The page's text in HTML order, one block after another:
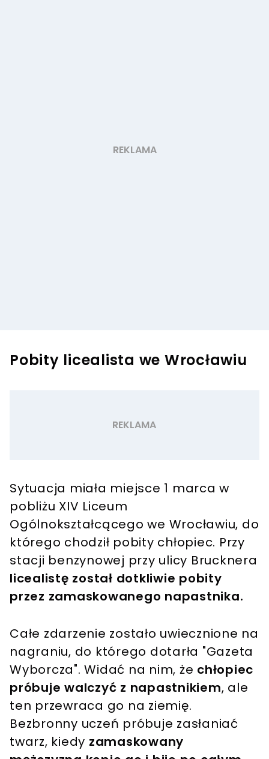
Pobity licealista we Wrocławiu
Sytuacja miała miejsce 1 marca w
pobliżu XIV Liceum
Ogólnokształcącego we Wrocławiu, do
którego chodził pobity chłopiec. Przy
stacji benzynowej przy ulicy Brucknera
licealistę został dotkliwie pobity
przez zamaskowanego napastnika.
Całe zdarzenie zostało uwiecznione na
nagraniu, do którego dotarła "Gazeta
Wyborcza". Widać na nim, że chłopiec
próbuje walczyć z napastnikiem, ale
ten przewraca go na ziemię.
Bezbronny uczeń próbuje zasłaniać
twarz, kiedy zamaskowany